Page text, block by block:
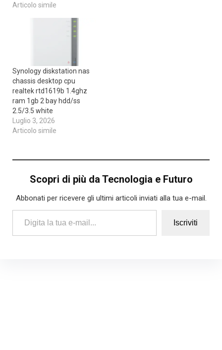
Articolo simile
Synology diskstation nas
chassis desktop cpu
realtek rtd1619b 1.4ghz
ram 1gb 2 bay hdd/ss
2.5/3.5 white
Luglio 3, 2026
Articolo simile
Scopri di più da Tecnologia e Futuro
Abbonati per ricevere gli ultimi articoli inviati alla tua e-mail.
Digita la tua e-mail...
Iscriviti